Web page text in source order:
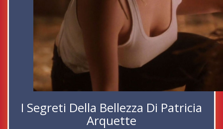
I Segreti Della Bellezza Di Patricia
Arquette